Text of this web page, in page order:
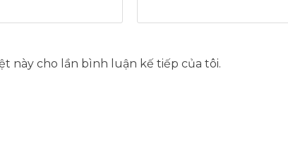
này cho lần bình luận kế tiếp của tôi.